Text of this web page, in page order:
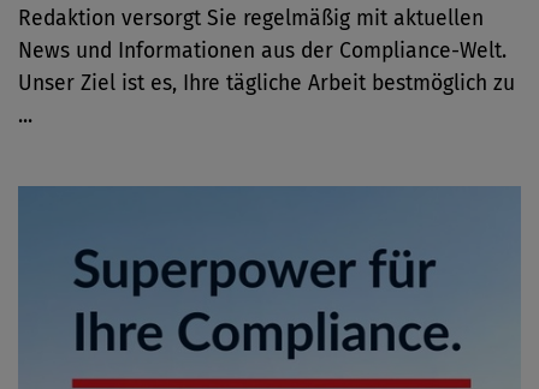
Redaktion versorgt Sie regelmäßig mit aktuellen
News und Informationen aus der Compliance-Welt.
Unser Ziel ist es, Ihre tägliche Arbeit bestmöglich zu
...